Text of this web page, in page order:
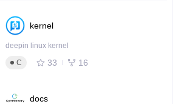
kernel
deepin linux kernel
C
33 16
docs